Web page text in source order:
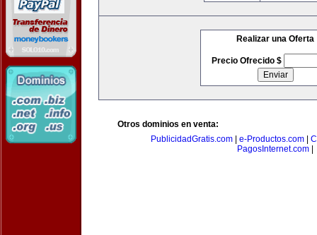
Realizar una Oferta
Precio Ofrecido $
Otros dominios en venta:
PublicidadGratis.com
e-Productos.com
PagosInternet.com